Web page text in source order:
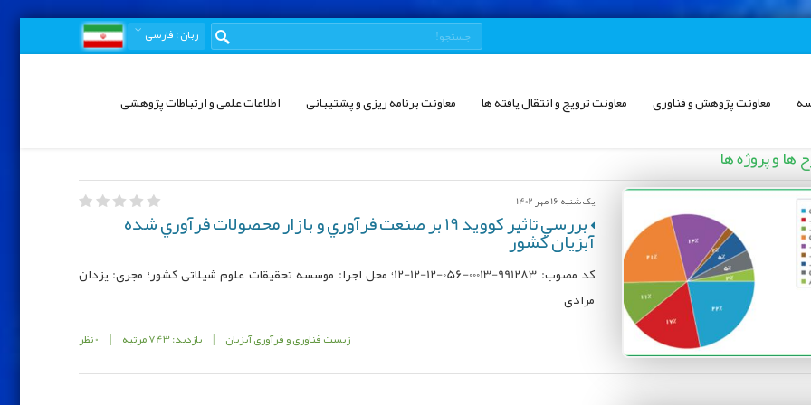
زبان: فارسی
معاونت پژوهش و فناوری معاونت ترویج و انتقال یافته ها معاونت برنامه ریزی و پشتیبانی اطلاعات علمی و ارتباطات پژوهشی
و پروژه ها
یک شنبه 16 مهر 1402
بررسي تاثير کوويد 19 بر صنعت فرآوري و بازار محصولات فرآوري شده آبزيان کشور
کد مصوب: 991283-00013-056-12-12-12؛ محل اجرا: موسسه تحقیقات علوم شیلاتی کشور؛ مجری: یزدان
مرادی
زیست فناوری و فرآوری آبزیان | بازدید: 743 مرتبه | 0 نظر